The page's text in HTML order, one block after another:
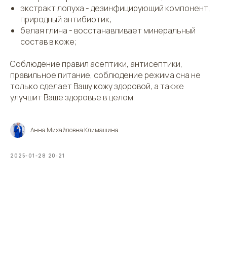
экстракт лопуха - дезинфицирующий компонент,
природный антибиотик;
белая глина - восстанавливает минеральный
состав в коже;
Соблюдение правил асептики, антисептики,
правильное питание, соблюдение режима сна не
только сделает Вашу кожу здоровой, а также
улучшит Ваше здоровье в целом.
Анна Михайловна Климашина
2025-01-28 20:21